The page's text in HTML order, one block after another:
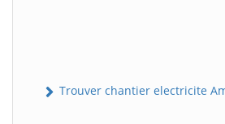
Trouver chantier electricite